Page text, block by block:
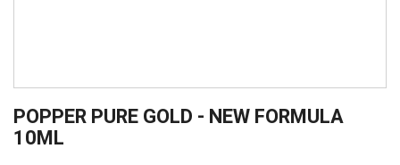
POPPER PURE GOLD - NEW FORMULA
10ML